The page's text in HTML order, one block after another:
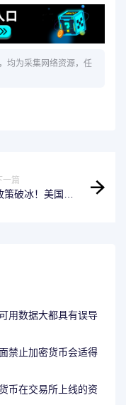
均为采集网络资源，任
一篇
策破冰！美国加
用数据大都具有误导
禁止加密货币会适得
币在交易所上线的资